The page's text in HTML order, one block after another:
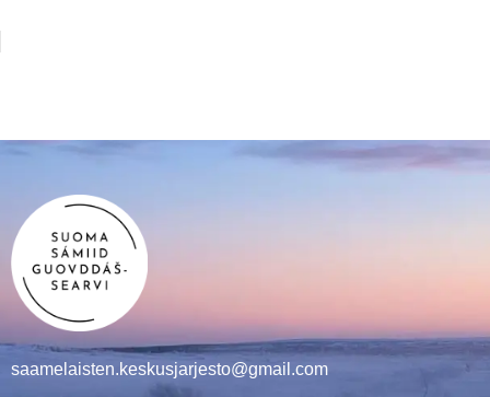
saamelaisten.keskusjarjesto@gmail.com